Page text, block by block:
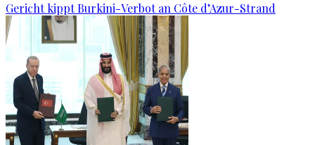
Gericht kippt Burkini-Verbot an Côte d’Azur-Strand